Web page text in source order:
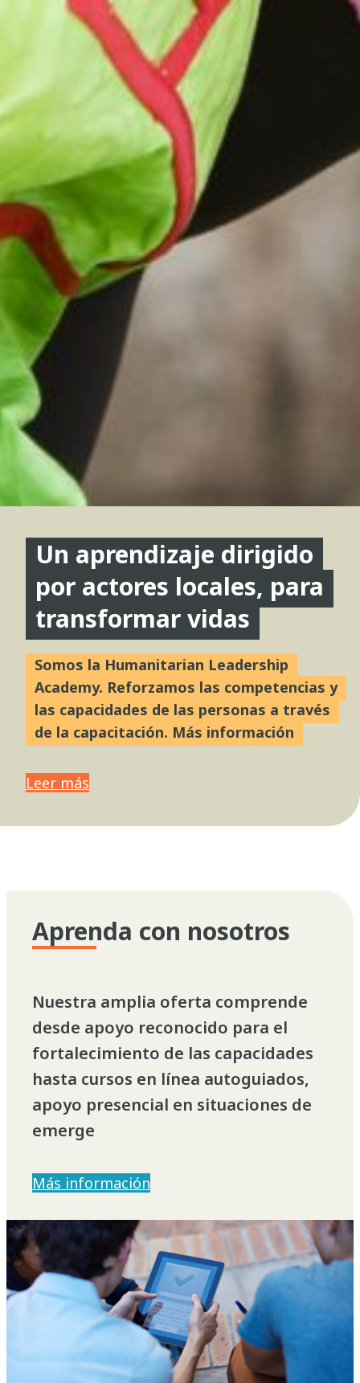
Un aprendizaje dirigido
por actores locales, para
transformar vidas
Somos la Humanitarian Leadership
Academy. Reforzamos las competencias y
las capacidades de las personas a través
de la capacitación. Más información
Leer más
Aprenda con nosotros
Nuestra amplia oferta comprende
desde apoyo reconocido para el
fortalecimiento de las capacidades
hasta cursos en línea autoguiados,
apoyo presencial en situaciones de
emerge
Más información